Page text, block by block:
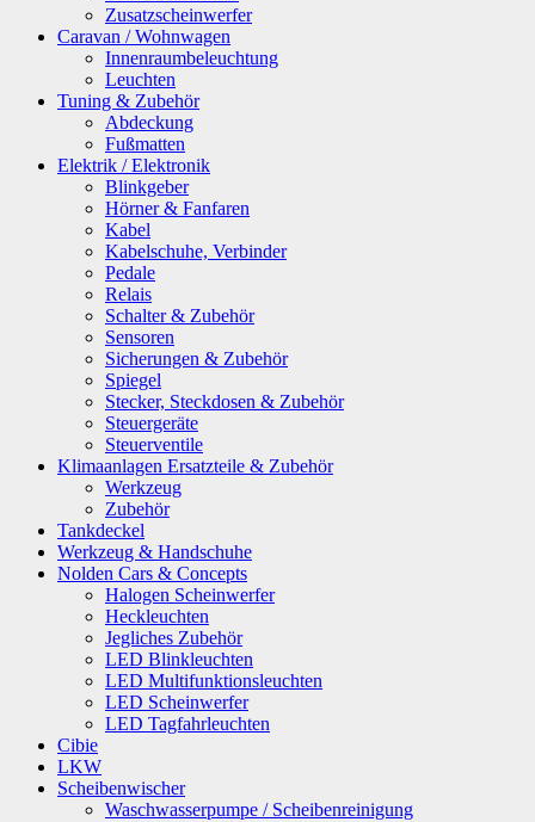
Zusatzscheinwerfer
Caravan / Wohnwagen
Innenraumbeleuchtung
Leuchten
Tuning & Zubehör
Abdeckung
Fußmatten
Elektrik / Elektronik
Blinkgeber
Hörner & Fanfaren
Kabel
Kabelschuhe, Verbinder
Pedale
Relais
Schalter & Zubehör
Sensoren
Sicherungen & Zubehör
Spiegel
Stecker, Steckdosen & Zubehör
Steuergeräte
Steuerventile
Klimaanlagen Ersatzteile & Zubehör
Werkzeug
Zubehör
Tankdeckel
Werkzeug & Handschuhe
Nolden Cars & Concepts
Halogen Scheinwerfer
Heckleuchten
Jegliches Zubehör
LED Blinkleuchten
LED Multifunktionsleuchten
LED Scheinwerfer
LED Tagfahrleuchten
Cibie
LKW
Scheibenwischer
Waschwasserpumpe / Scheibenreinigung